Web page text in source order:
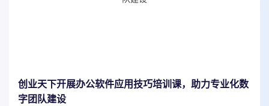
创业天下开展办公软件应用技巧培训课，助力专业化数
字团队建设